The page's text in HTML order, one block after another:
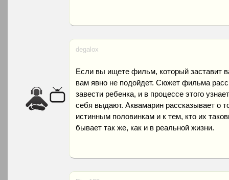
degalox
Если вы ищете фильм, который заставит
вам явно не подойдет. Сюжет фильма
завести ребенка, и в процессе этого
себя выдают. Аквамарин рассказывает о
истинным половинкам и к тем, кто их
бывает так же, как и в реальной жизни.